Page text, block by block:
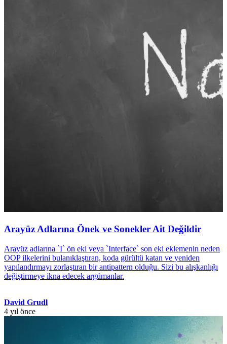
Arayüz Adlarına Önek ve Sonekler Ait Değildir
Arayüz adlarına `I` ön eki veya `Interface` son eki eklemenin neden
OOP ilkelerini bulanıklaştıran, koda gürültü katan ve yeniden
yapılandırmayı zorlaştıran bir antipattern olduğu. Sizi bu alışkanlığı
değiştirmeye ikna edecek argümanlar.
David Grudl
4 yıl önce